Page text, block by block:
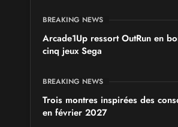
BREAKING NEWS
Arcade1Up ressort OutRun en
cinq jeux Sega
BREAKING NEWS
Trois montres inspirées des
en février 2027